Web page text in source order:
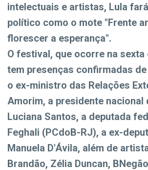
intelectuais e artistas, Lula
político como o mote "Frente
florescer a esperança".
O festival, que ocorre na sexta
tem presenças confirmadas
o ex-ministro das Relações
Amorim, a presidente nacional
Luciana Santos, a deputada
Feghali (PCdoB-RJ), a ex-
Manuela D'Ávila, além de
Brandão, Zélia Duncan,